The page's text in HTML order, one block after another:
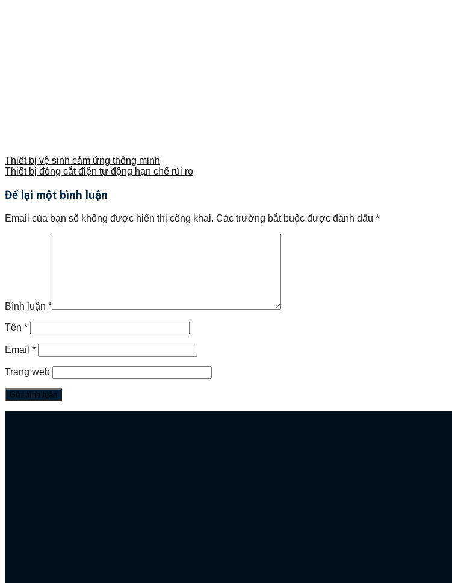
Thiết bị vệ sinh cảm ứng thông minh
Thiết bị đóng cắt điện tự động hạn chế rủi ro
Để lại một bình luận
Email của bạn sẽ không được hiển thị công khai. Các trường bắt buộc được đánh dấu *
Bình luận *
Tên *
Email *
Trang web